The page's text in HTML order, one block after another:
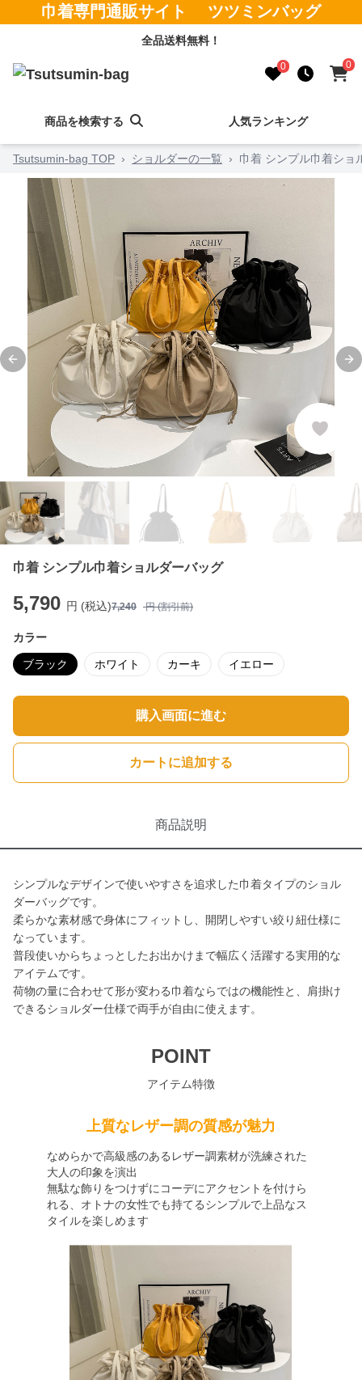
巾着専門通販サイト ツツミンバッグ
全品送料無料！
0 0
商品を検索する 人気ランキング
Tsutsumin-bag TOP › ショルダーの一覧 › 巾着 シンプル巾着ショ
Previous slide
巾着 シンプル巾着ショルダーバッグ
5,790 円 (税込)7,240 円 (割引前)
カラー
ブラック ホワイト カーキ イエロー
購入画面に進む
カートに追加する
商品説明
シンプルなデザインで使いやすさを追求した巾着タイプのショル
ダーバッグです。
柔らかな素材感で身体にフィットし、開閉しやすい絞り紐仕様に
なっています。
普段使いからちょっとしたお出かけまで幅広く活躍する実用的な
アイテムです。
荷物の量に合わせて形が変わる巾着ならではの機能性と、肩掛け
できるショルダー仕様で両手が自由に使えます。
POINT
アイテム特徴
上質なレザー調の質感が魅力
なめらかで高級感のあるレザー調素材が洗練された
大人の印象を演出
無駄な飾りをつけずにコーデにアクセントを付けら
れる、オトナの女性でも持てるシンプルで上品なス
タイルを楽しめます